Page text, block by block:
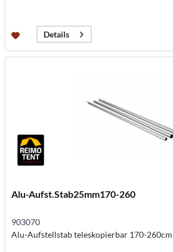
Details
Alu-Aufst.Stab25mm170-260
903070
Alu-Aufstellstab teleskopierbar 170-260cm